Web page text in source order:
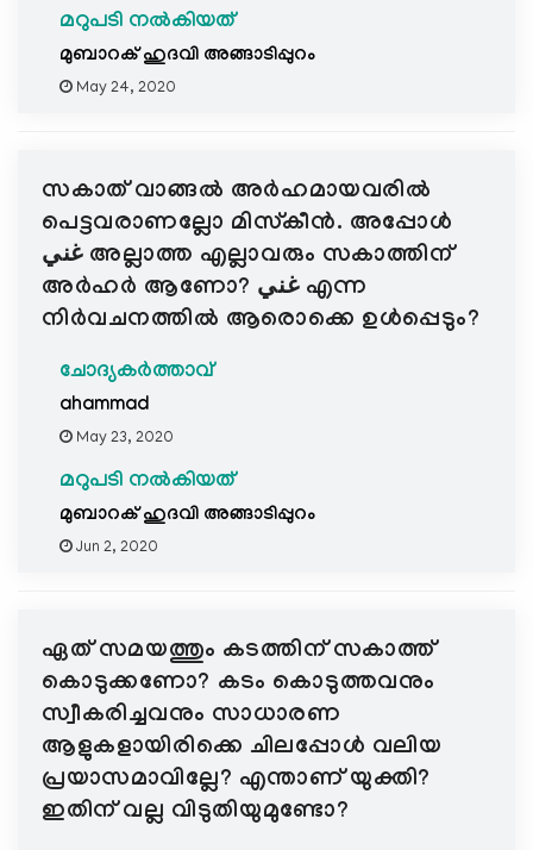
മറുപടി നൽകിയത്
മുബാറക് ഹുദവി അങ്ങാടിപ്പുറം
May 24, 2020
സകാത് വാങ്ങൽ അർഹമായവരിൽ
പെട്ടവരാണല്ലോ മിസ്കീൻ. അപ്പോള്‍
غني അല്ലാത്ത എല്ലാവരും സകാത്തിന്
അർഹർ ആണോ? غني എന്ന
നിർവചനത്തിൽ ആരൊക്കെ ഉൾപ്പെടും?
ചോദ്യകർത്താവ്
ahammad
May 23, 2020
മറുപടി നൽകിയത്
മുബാറക് ഹുദവി അങ്ങാടിപ്പുറം
Jun 2, 2020
ഏത് സമയത്തും കടത്തിന് സകാത്ത്
കൊടുക്കണോ? കടം കൊടുത്തവനും
സ്വീകരിച്ചവനും സാധാരണ
ആളുകളായിരിക്കെ ചിലപ്പോൾ വലിയ
പ്രയാസമാവില്ലേ? എന്താണ് യുക്തി?
ഇതിന് വല്ല വിടുതിയുമുണ്ടോ?